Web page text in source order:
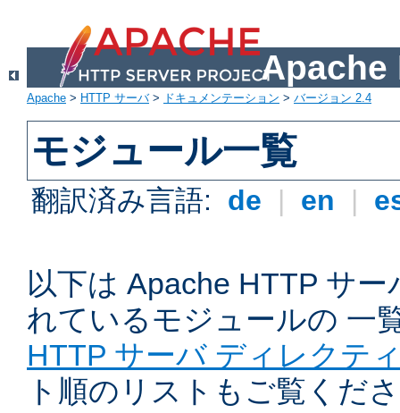
Apache
Apache > HTTP サーバ> ドキュメンテーション > バージョン 2.4
モジュール一覧
翻訳済み言語: de | en |
以下は Apache HTTP サ
れているモジュールの 一
HTTP サーバ ディレクテ
ト順のリストもご覧くだ